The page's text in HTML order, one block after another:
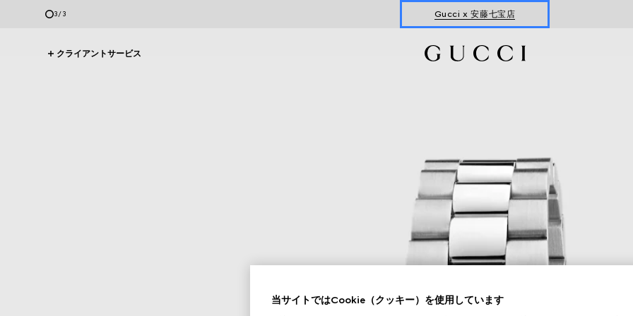
3/3 Gucci x 安藤七宝店
クライアントサービス
当サイトではCookie（クッキー）を使用しています